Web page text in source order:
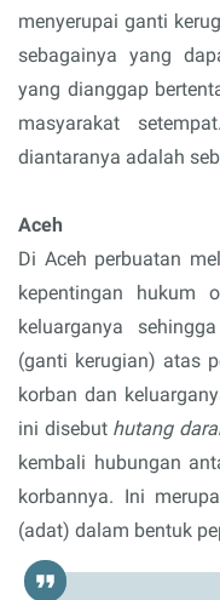
menyerupai ganti
sebagainya yang
yang dianggap
masyarakat
diantaranya adalah
Aceh
Di Aceh perbuatan
kepentingan hukum
keluarganya
(ganti kerugian) atas
korban dan
ini disebut hutang
kembali hubungan
korbannya. Ini
(adat) dalam bentuk